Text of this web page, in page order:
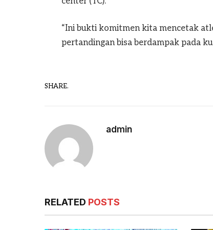
“Ini bukti komitmen kita mencetak
pertandingan bisa berdampak pada
SHARE.
admin
RELATED POSTS